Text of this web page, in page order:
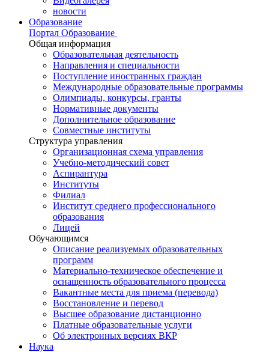
новости
Образование
Портал Образование
Общая информация
Образовательная деятельность
Направления и специальности
Поступление иностранных граждан
Международные образовательные программы
Олимпиады, конкурсы, гранты
Нормативные документы
Дополнительное образование
Совместные институты
Структура управления
Организационная схема управления
Учебно-методический совет
Аспирантура
Институты
Филиал
Институт среднего профессионального
образования
Лицей
Обучающимся
Описание реализуемых образовательных
программ
Материально-техническое обеспечение и
оснащенность образовательного процесса
Вакантные места для приема (перевода)
Восстановление и перевод
Высшее образование дистанционно
Платные образовательные услуги
Об электронных версиях ВКР
Наука